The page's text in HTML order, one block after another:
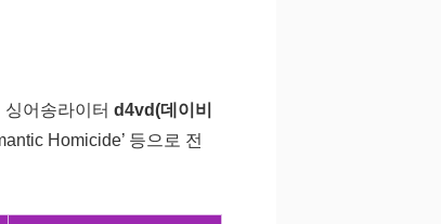
어송라이터 d4vd(데이비
Homicide’ 등으로 전